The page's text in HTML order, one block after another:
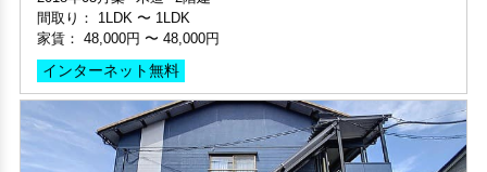
敷金 2ヶ月 ・礼金 -
保証人不要・代行 インターネット無料
インターネット無料